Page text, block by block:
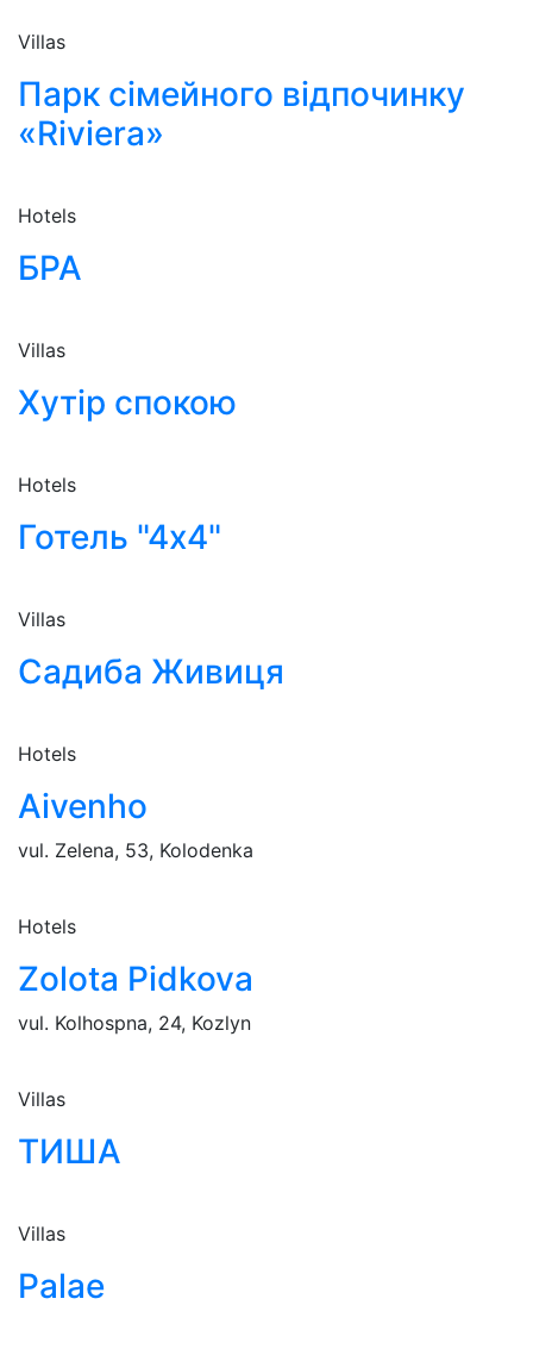
Villas
Парк сімейного відпочинку
«Riviera»
Hotels
БРА
Villas
Хутір спокою
Hotels
Готель "4х4"
Villas
Садиба Живиця
Hotels
Aivenho
vul. Zelena, 53, Kolodenka
Hotels
Zolota Pidkova
vul. Kolhospna, 24, Kozlyn
Villas
ТИША
Villas
Palae